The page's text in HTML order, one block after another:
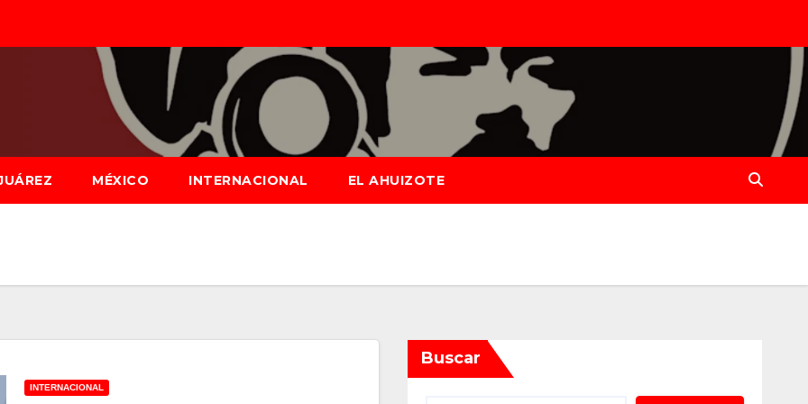
MÉXICO INTERNACIONAL EL AHUIZOTE
INTERNACIONAL
Buscar